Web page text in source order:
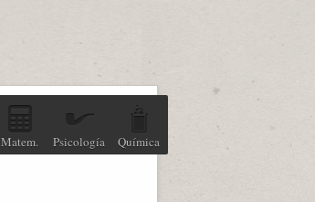
Matem. Psicología Química